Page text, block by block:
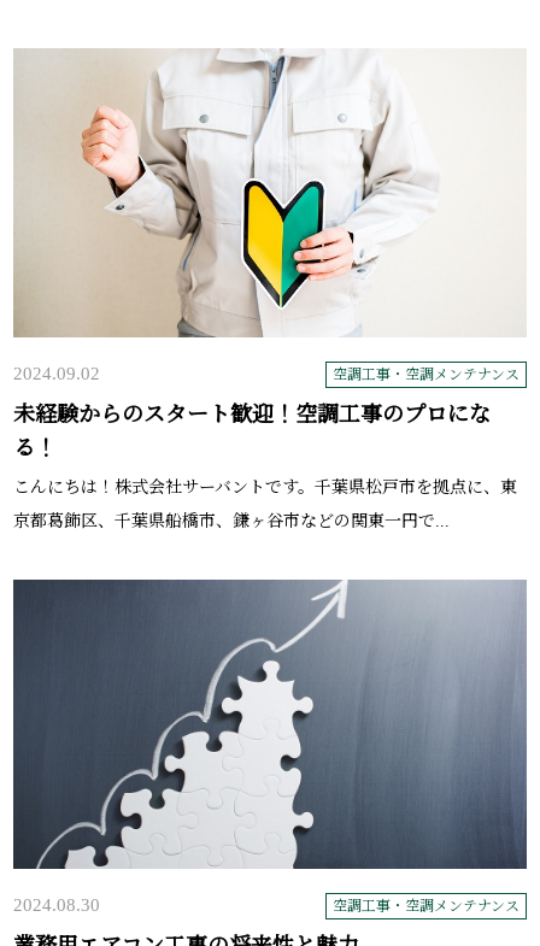
2024.09.02 空調工事・空調メンテナンス
未経験からのスタート歓迎！空調工事のプロにな
る！
こんにちは！株式会社サーバントです。千葉県松戸市を拠点に、東
京都葛飾区、千葉県船橋市、鎌ヶ谷市などの関東一円で...
2024.08.30 空調工事・空調メンテナンス